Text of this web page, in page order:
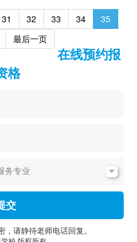
31 32 33 34
35
最后一页
在线预约报
格
交
请静待老师电话回复。